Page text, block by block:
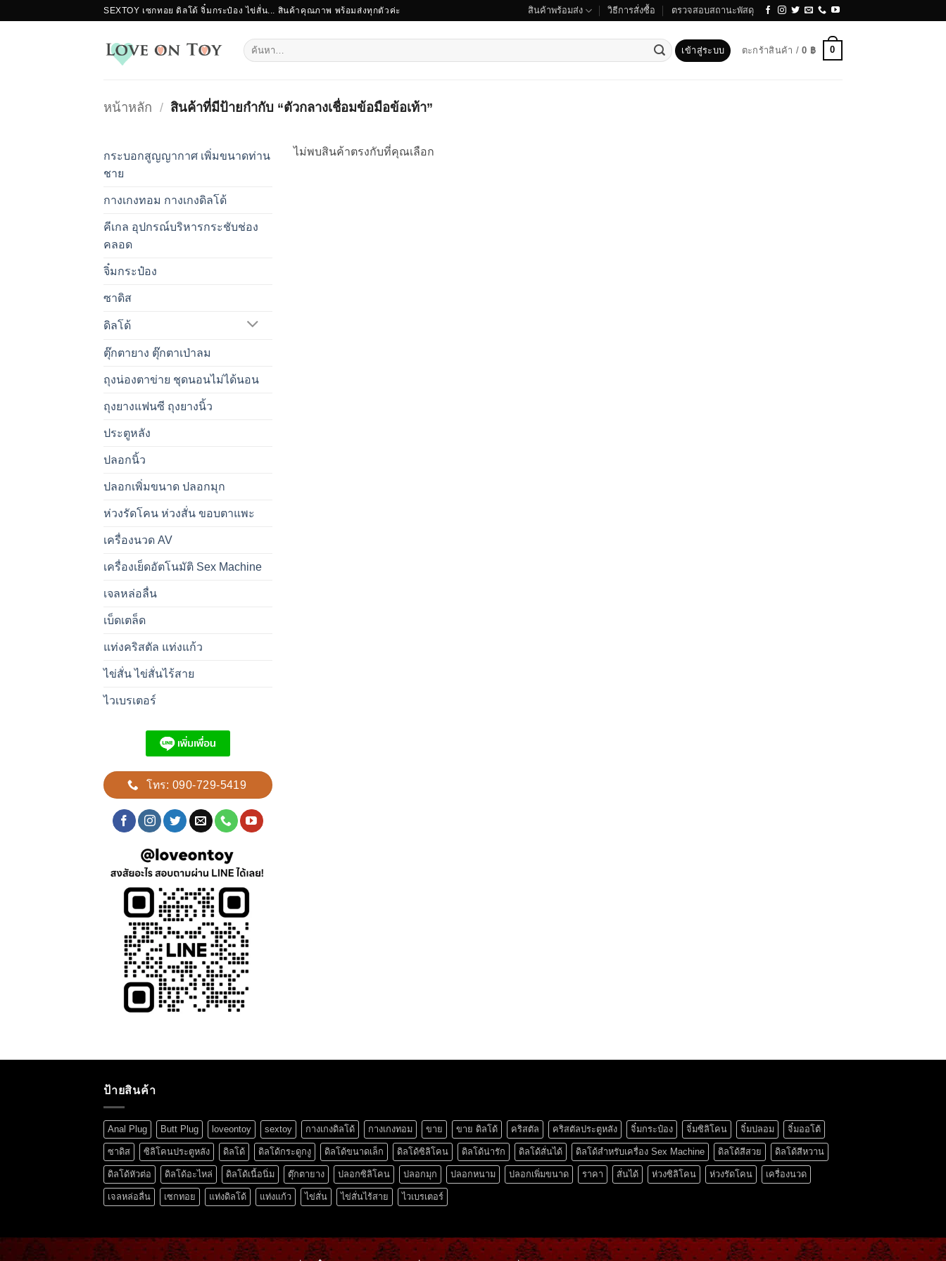
SEXTOY เซกทอย ดิลโด้ จิ๋มกระป๋อง ไข่สั่น... สินค้าคุณภาพ พร้อมส่งทุกตัวค่ะ สินค้าพร้อมส่ง วิธีการสั่งซื้อ ตรวจสอบสถานะพัสดุ
ค้นหา:
เข้าสู่ระบบ ตะกร้าสินค้า /0 ฿ 0
หน้าหลัก / สินค้าที่มีป้ายกำกับ “ตัวกลางเชื่อมข้อมือข้อเท้า”
กระบอกสูญญากาศ เพิ่มขนาดท่าน
ชาย
กางเกงทอม กางเกงดิลโด้
คีเกล อุปกรณ์บริหารกระชับช่อง
คลอด
จิ๋มกระป๋อง
ซาดิส
ดิลโด้
ตุ๊กตายาง ตุ๊กตาเป่าลม
ถุงน่องตาข่าย ชุดนอนไม่ได้นอน
ถุงยางแฟนซี ถุงยางนิ้ว
ประตูหลัง
ปลอกนิ้ว
ปลอกเพิ่มขนาด ปลอกมุก
ห่วงรัดโคน ห่วงสั่น ขอบตาแพะ
เครื่องนวด AV
เครื่องเย็ดอัตโนมัติ Sex Machine
เจลหล่อลื่น
เบ็ดเตล็ด
แท่งคริสตัล แท่งแก้ว
ไข่สั่น ไข่สั่นไร้สาย
ไวเบรเตอร์
โทร: 090-729-5419
ไม่พบสินค้าตรงกับที่คุณเลือก
ป้ายสินค้า
Anal Plug Butt Plug loveontoy sextoy กางเกงดิลโด้ กางเกงทอม ขาย ขาย ดิลโด้ คริสตัล คริสตัลประตูหลัง จิ๋มกระป๋อง จิ๋มซิลิโคน จิ๋มปลอม จิ๋มออโต้
ซาดิส ซิลิโคนประตูหลัง ดิลโด้ ดิลโด้กระดูกงู ดิลโด้ขนาดเล็ก ดิลโด้ซิลิโคน ดิลโด้น่ารัก ดิลโด้สั่นได้ ดิลโด้สำหรับเครื่อง Sex Machine ดิลโด้สีสวย ดิลโด้สีหวาน
ดิลโด้หัวต่อ ดิลโด้อะไหล่ ดิลโด้เนื้อนิ่ม ตุ๊กตายาง ปลอกซิลิโคน ปลอกมุก ปลอกหนาม ปลอกเพิ่มขนาด ราคา สั่นได้ ห่วงซิลิโคน ห่วงรัดโคน เครื่องนวด
เจลหล่อลื่น เซกทอย แท่งดิลโด้ แท่งแก้ว ไข่สั่น ไข่สั่นไร้สาย ไวเบรเตอร์